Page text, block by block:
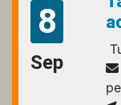
8
Sep